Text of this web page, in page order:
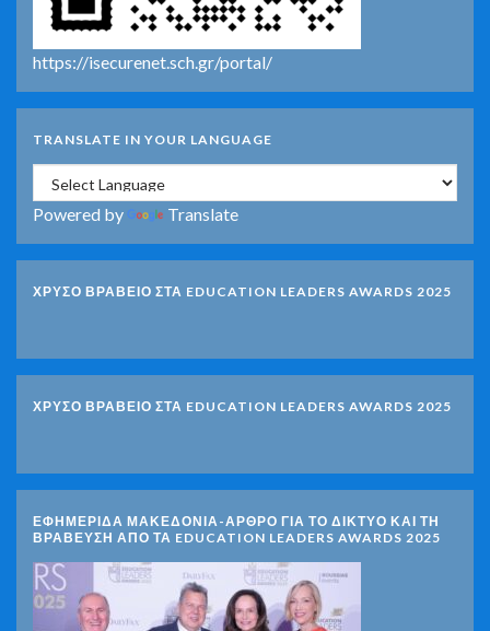
https://isecurenet.sch.gr/portal/
TRANSLATE IN YOUR LANGUAGE
Powered by Translate
ΧΡΥΣΟ ΒΡΑΒΕΙΟ ΣΤΑ EDUCATION LEADERS AWARDS 2025
ΧΡΥΣΟ ΒΡΑΒΕΙΟ ΣΤΑ EDUCATION LEADERS AWARDS 2025
ΕΦΗΜΕΡΙΔΑ ΜΑΚΕΔΟΝΙΑ-ΑΡΘΡΟ ΓΙΑ ΤΟ ΔΙΚΤΥΟ ΚΑΙ ΤΗ
ΒΡΑΒΕΥΣΗ ΑΠΟ ΤΑ EDUCATION LEADERS AWARDS 2025